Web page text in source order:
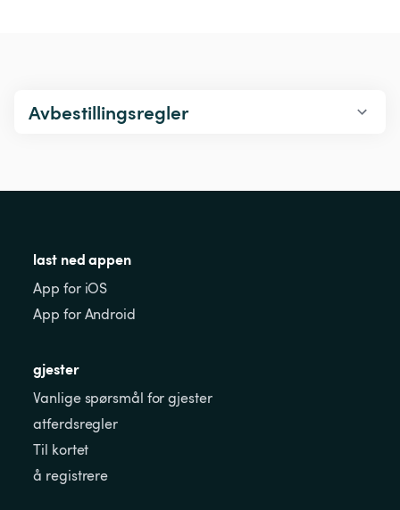
Avbestillingsregler
last ned appen
App for iOS
App for Android
gjester
Vanlige spørsmål for gjester
atferdsregler
Til kortet
å registrere